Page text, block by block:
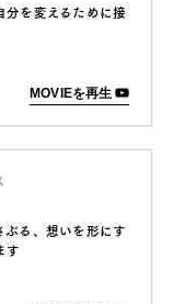
分を変えるために接
MOVIEを再生
ぶる、想いを形にす
す